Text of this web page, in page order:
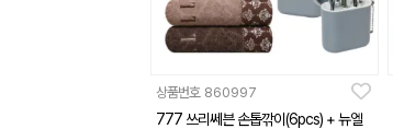
상품번호 860997
777 쓰리쎄븐 손톱깎이(6pcs) + 뉴엘